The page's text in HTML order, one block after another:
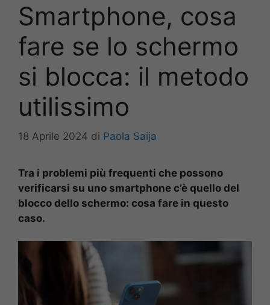
Smartphone, cosa
fare se lo schermo
si blocca: il metodo
utilissimo
18 Aprile 2024 di Paola Saija
Tra i problemi più frequenti che possono
verificarsi su uno smartphone c’è quello del
blocco dello schermo: cosa fare in questo
caso.